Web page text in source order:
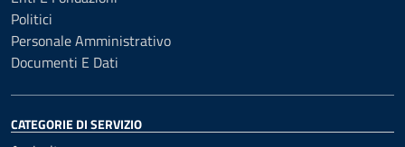
Politici
Personale Amministrativo
Documenti E Dati
CATEGORIE DI SERVIZIO